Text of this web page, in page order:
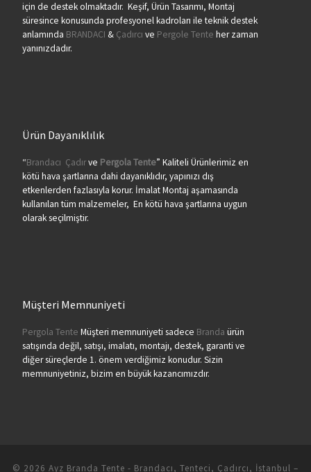
için de destek olmaktadır. Keşif, Ürün Tasarımı, Montaj
süresince konusunda profesyonel kadroları ile teknik destek
anlamında BRANDACI & Çadırcı ve Pergole Tente her zaman
yanınızdadır.
Ürün Dayanıklılık
“Brandacı Çadırve PergolaTente” Kaliteli Ürünlerimiz en
kötü hava şartlarına dahi dayanıklıdır, yapınızı dış
etkenlerden fazlasıyla korur. İmalat Montaj aşamasında
kullanılan tüm malzemeler, En kötü hava şartlarına uygun
olarak seçilmiştir.
Müşteri Memnuniyeti
Pergola Tente Müşteri memnuniyeti sadece Branda ürün
satışında değil, satışı, imalatı, montajı, destek, garanti ve
diğer süreçlerde 1. önem verdiğimiz konudur. Sizin
memnuniyetiniz, bizim en büyük kazancımızdır.
© 2026 Ayz Branda Tente - Brandacı, Tenteci, Çadırcı, İstanbul –